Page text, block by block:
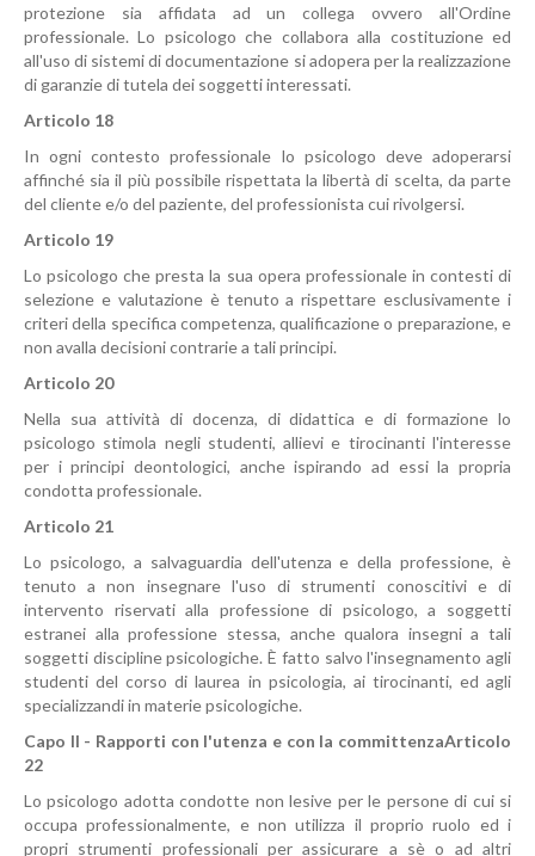
protezione sia affidata ad un collega ovvero all'Ordine
professionale. Lo psicologo che collabora alla costituzione ed
all'uso di sistemi di documentazione si adopera per la realizzazione
di garanzie di tutela dei soggetti interessati.
Articolo 18
In ogni contesto professionale lo psicologo deve adoperarsi
affinché sia il più possibile rispettata la libertà di scelta, da parte
del cliente e/o del paziente, del professionista cui rivolgersi.
Articolo 19
Lo psicologo che presta la sua opera professionale in contesti di
selezione e valutazione è tenuto a rispettare esclusivamente i
criteri della specifica competenza, qualificazione o preparazione, e
non avalla decisioni contrarie a tali principi.
Articolo 20
Nella sua attività di docenza, di didattica e di formazione lo
psicologo stimola negli studenti, allievi e tirocinanti l'interesse
per i principi deontologici, anche ispirando ad essi la propria
condotta professionale.
Articolo 21
Lo psicologo, a salvaguardia dell'utenza e della professione, è
tenuto a non insegnare l'uso di strumenti conoscitivi e di
intervento riservati alla professione di psicologo, a soggetti
estranei alla professione stessa, anche qualora insegni a tali
soggetti discipline psicologiche. È fatto salvo l'insegnamento agli
studenti del corso di laurea in psicologia, ai tirocinanti, ed agli
specializzandi in materie psicologiche.
Capo II - Rapporti con l'utenza e con la committenzaArticolo
22
Lo psicologo adotta condotte non lesive per le persone di cui si
occupa professionalmente, e non utilizza il proprio ruolo ed i
propri strumenti professionali per assicurare a sè o ad altri